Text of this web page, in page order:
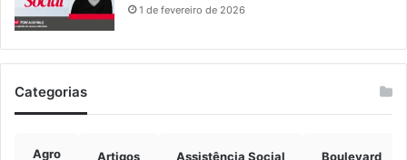
1 de fevereiro de 2026
Categorias
Agro Artigos Assistência Social Boulevard